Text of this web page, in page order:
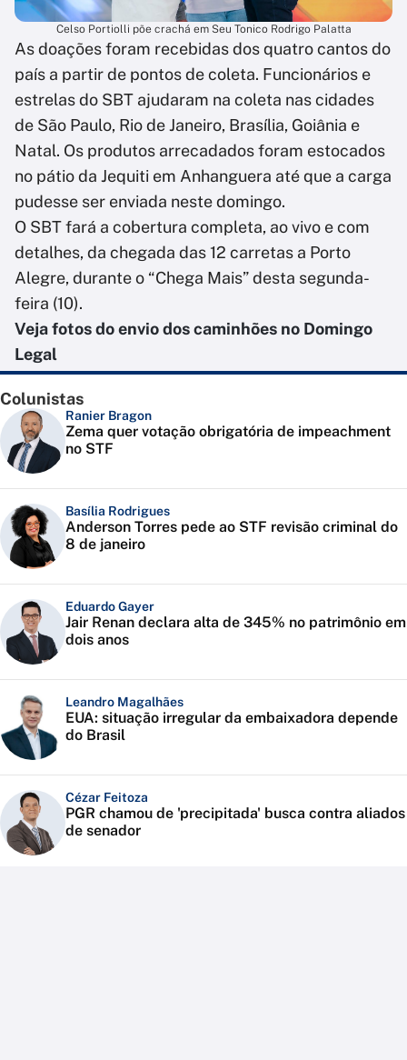
Celso Portiolli põe crachá em Seu Tonico Rodrigo Palatta
As doações foram recebidas dos quatro cantos do
país a partir de pontos de coleta. Funcionários e
estrelas do SBT ajudaram na coleta nas cidades
de São Paulo, Rio de Janeiro, Brasília, Goiânia e
Natal. Os produtos arrecadados foram estocados
no pátio da Jequiti em Anhanguera até que a carga
pudesse ser enviada neste domingo.
O SBT fará a cobertura completa, ao vivo e com
detalhes, da chegada das 12 carretas a Porto
Alegre, durante o “Chega Mais” desta segunda-
feira (10).
Veja fotos do envio dos caminhões no Domingo
Legal
Colunistas
Ranier Bragon
Zema quer votação obrigatória de impeachment
no STF
Basília Rodrigues
Anderson Torres pede ao STF revisão criminal do
8 de janeiro
Eduardo Gayer
Jair Renan declara alta de 345% no patrimônio em
dois anos
Leandro Magalhães
EUA: situação irregular da embaixadora depende
do Brasil
Cézar Feitoza
PGR chamou de 'precipitada' busca contra aliados
de senador